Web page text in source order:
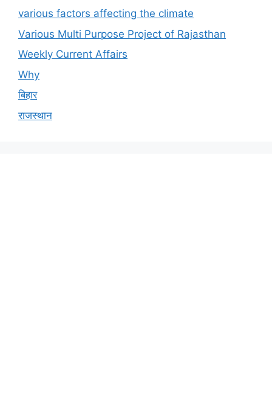
various factors affecting the climate
Various Multi Purpose Project of Rajasthan
Weekly Current Affairs
Why
बिहार
राजस्थान